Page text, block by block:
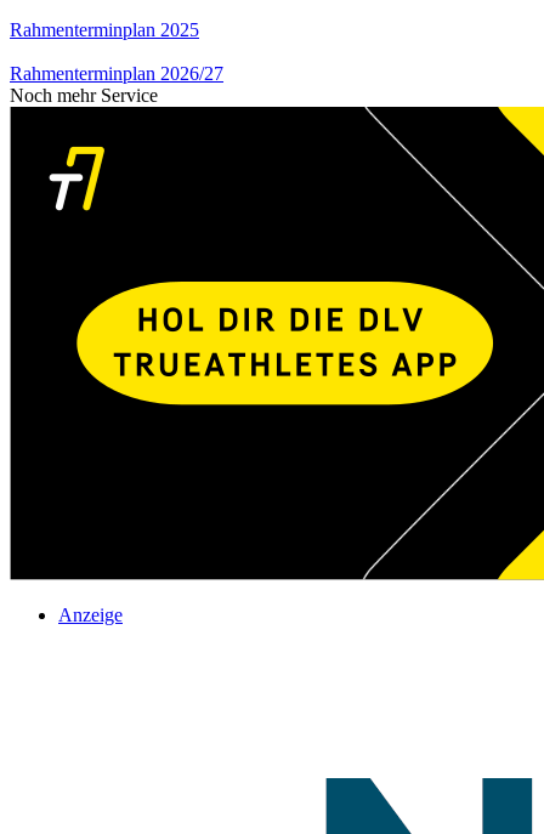
Rahmenterminplan 2025
Rahmenterminplan 2026/27
Noch mehr Service
Anzeige